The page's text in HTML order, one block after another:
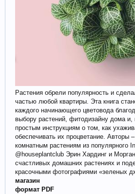
Растения обрели популярность и
частью любой квартиры. Эта книга
каждого начинающего цветовода
выбору растений, фитодизайну дома
простым инструкциям о том, как
обеспечивать их процветание. Авторы
комнатным растениям из популярного
@houseplantclub Эрин Хардинг и
счастливых домашних растениях и
красочными фотографиями «зеленых
магазин
формат PDF